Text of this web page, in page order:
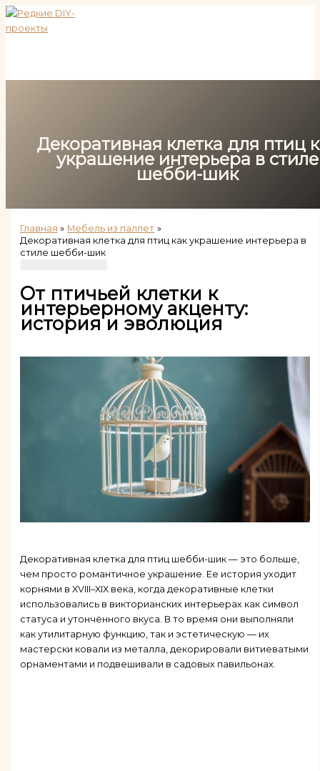
Перейти
к
Декоративная клетка для птиц
украшение интерьера в стиле
шебби-шик
Главная
Мебель из паллет
Декоративная клетка для птиц как украшение интерьера в
стиле шебби-шик
От птичьей клетки к
интерьерному акценту:
история и эволюция
Декоративная клетка для птиц шебби-шик — это больше,
чем просто романтичное украшение. Ее история уходит
корнями в XVIII–XIX века, когда декоративные клетки
использовались в викторианских интерьерах как символ
статуса и утончённого вкуса. В то время они выполняли
как утилитарную функцию, так и эстетическую — их
мастерски ковали из металла, декорировали витиеватыми
орнаментами и подвешивали в садовых павильонах.